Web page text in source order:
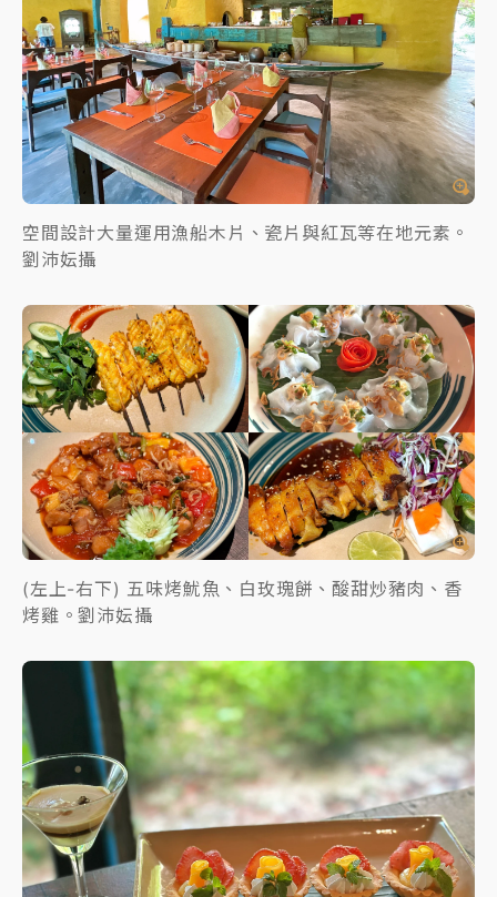
空間設計大量運用漁船木片、瓷片與紅瓦等在地元素。
劉沛妘攝
(左上-右下) 五味烤魷魚、白玫瑰餅、酸甜炒豬肉、香
烤雞。劉沛妘攝